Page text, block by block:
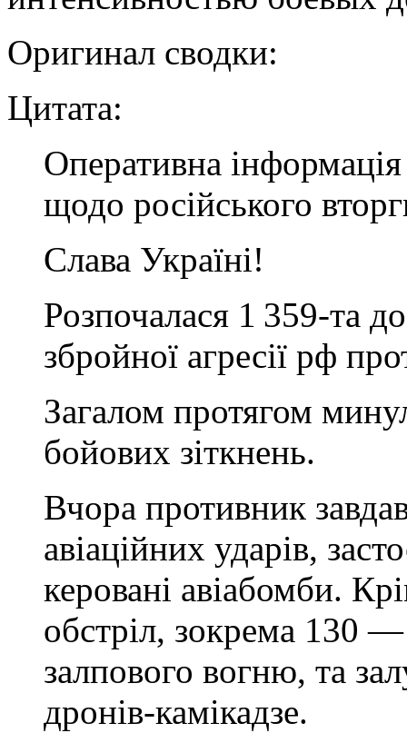
Оригинал сводки:
Цитата:
Оперативна
щодо російського
Слава Україні!
Розпочалася 1 359-та
збройної агресії рф
Загалом протягом
бойових зіткнень.
Вчора противник
авіаційних ударів,
керовані авіабомби.
обстріл, зокрема 130
залпового вогню, та
дронів-камікадзе.